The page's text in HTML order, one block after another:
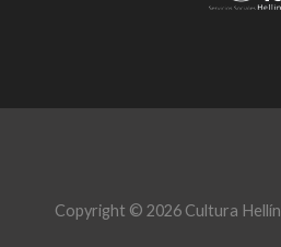
Copyright © 2026 Cultura Hellín